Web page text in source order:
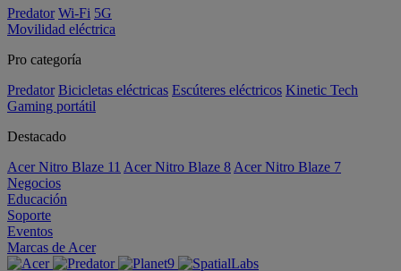
Predator Wi-Fi 5G
Movilidad eléctrica
Pro categoría
Predator Bicicletas eléctricas Escúteres eléctricos Kinetic Tech
Gaming portátil
Destacado
Acer Nitro Blaze 11 Acer Nitro Blaze 8 Acer Nitro Blaze 7
Negocios
Educación
Soporte
Eventos
Marcas de Acer